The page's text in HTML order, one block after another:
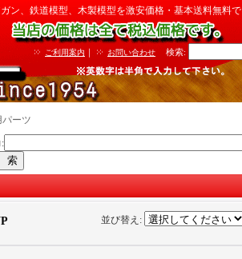
ン、鉄道模型、木製模型を激安価格・基本送料無料で
ご利用案内 ｜ お問い合わせ 検索:
パーツ
並び替え :